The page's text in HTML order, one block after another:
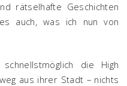
rätselhafte Geschichten
auch, was ich nun von
die High
aus ihrer Stadt – nichts